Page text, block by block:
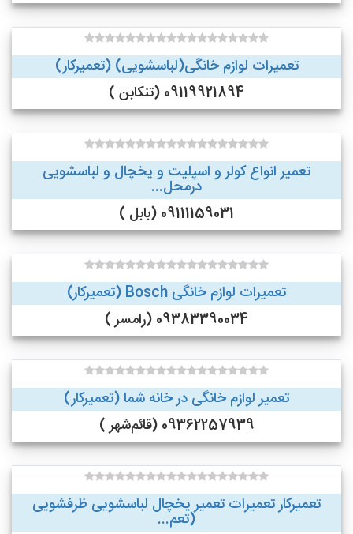
تعمیرات لوازم خانگی(لباسشویی) (تعمیرکار)
09119921894 (تنکابن )
تعمیر انواع کولر و اسپلیت و یخچال و لباسشویی
درمحل...
09111159031 (بابل )
تعمیرات لوازم خانگی Bosch (تعمیرکار)
09383390034 (رامسر )
تعمیر لوازم خانگی در خانه شما (تعمیرکار)
09362257939 (قائم‌شهر )
تعمیرکار تعمیرات تعمیر یخچال لباسشویی ظرفشویی
(تعم...